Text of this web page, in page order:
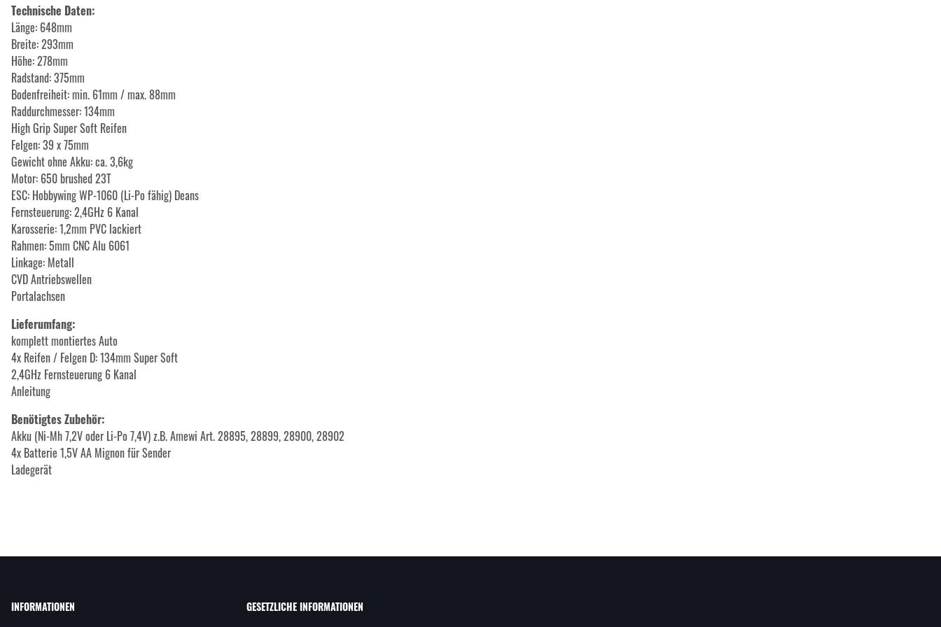
Technische Daten:
Länge: 648mm
Breite: 293mm
Höhe: 278mm
Radstand: 375mm
Bodenfreiheit: min. 61mm / max. 88mm
Raddurchmesser: 134mm
High Grip Super Soft Reifen
Felgen: 39 x 75mm
Gewicht ohne Akku: ca. 3,6kg
Motor: 650 brushed 23T
ESC: Hobbywing WP-1060 (Li-Po fähig) Deans
Fernsteuerung: 2,4GHz 6 Kanal
Karosserie: 1,2mm PVC lackiert
Rahmen: 5mm CNC Alu 6061
Linkage: Metall
CVD Antriebswellen
Portalachsen
Lieferumfang:
komplett montiertes Auto
4x Reifen / Felgen D: 134mm Super Soft
2,4GHz Fernsteuerung 6 Kanal
Anleitung
Benötigtes Zubehör:
Akku (Ni-Mh 7,2V oder Li-Po 7,4V) z.B. Amewi Art. 28895, 28899, 28900, 28902
4x Batterie 1,5V AA Mignon für Sender
Ladegerät
INFORMATIONEN GESETZLICHE INFORMATIONEN